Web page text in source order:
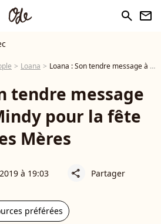
search newsletter
Loana Loana : Son tendre message à sa fille Mindy pour la fête des Mères
tendre message
pour la fête
Mères
à 19:03 share Partager
préférées